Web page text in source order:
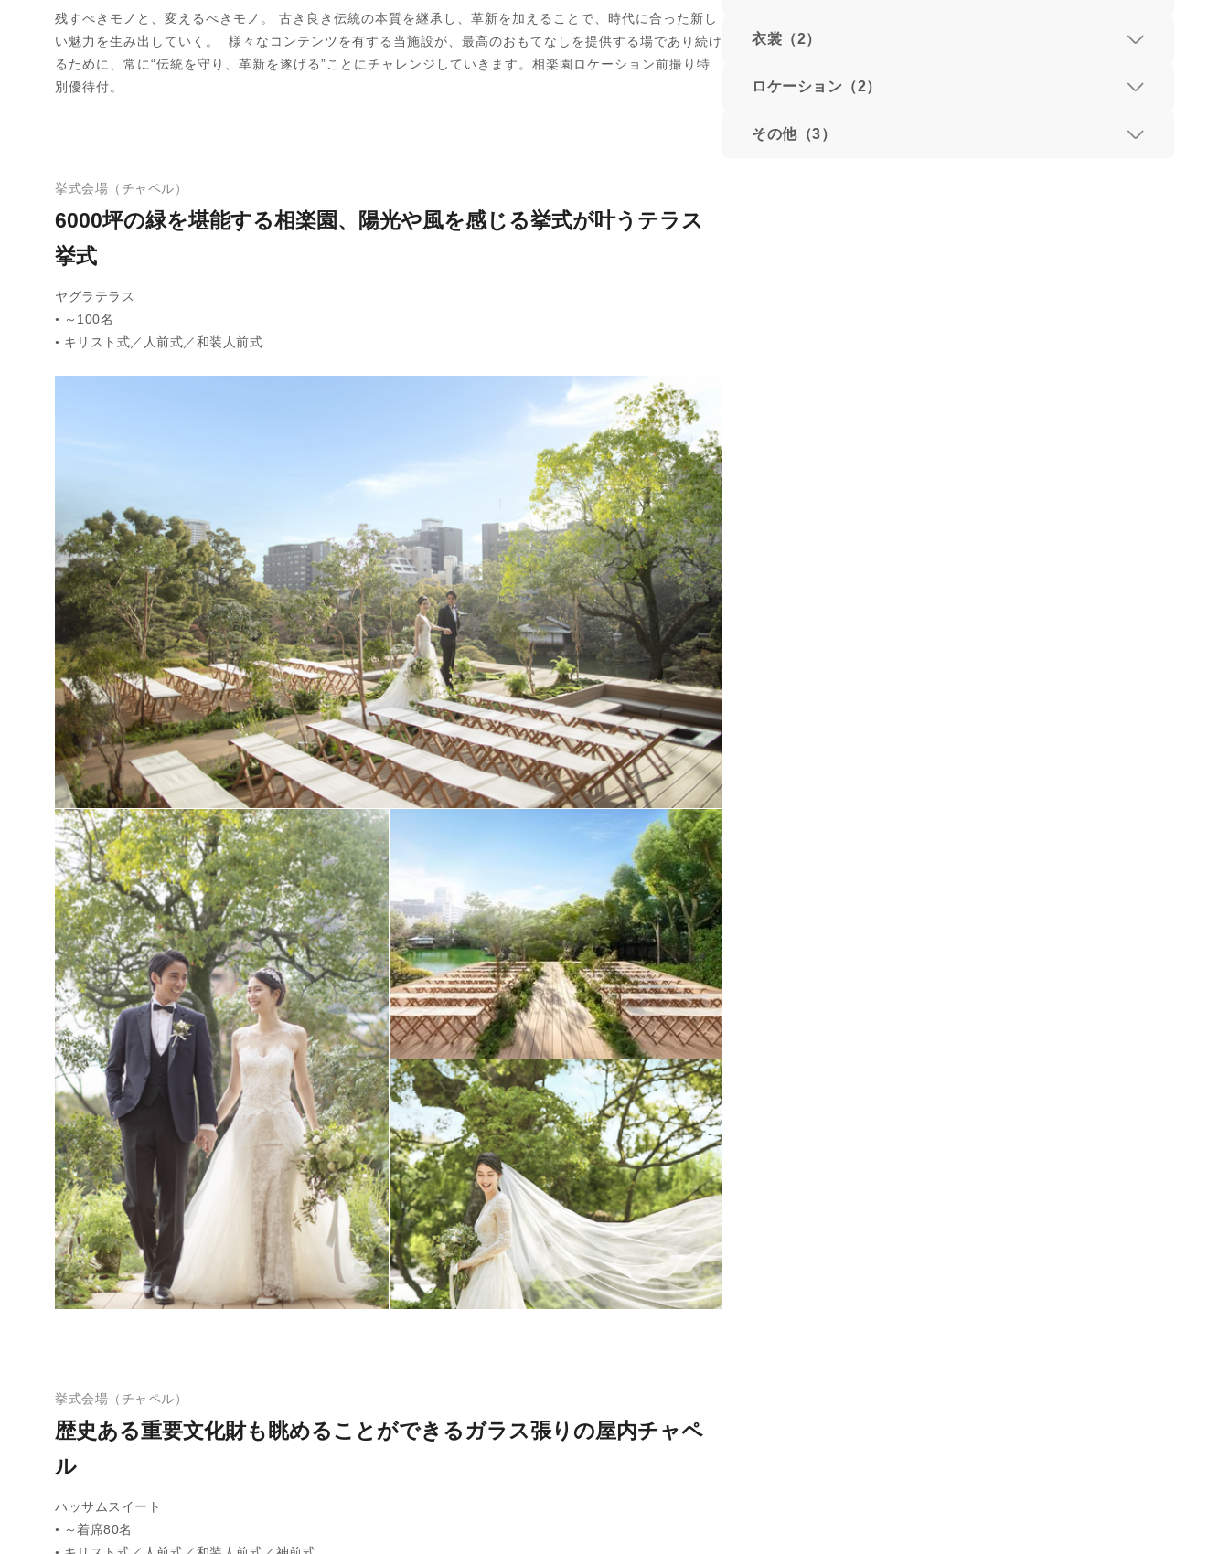
残すべきモノと、変えるべきモノ。 古き良き伝統の本質を継承し、革新を加えることで、時代に合った新し
い魅力を生み出していく。 様々なコンテンツを有する当施設が、最高のおもてなしを提供する場であり続け
るために、常に“伝統を守り、革新を遂げる”ことにチャレンジしていきます。相楽園ロケーション前撮り特
別優待付。
6000坪の緑を堪能する相楽園、陽光や風を感じる挙式が叶うテラス
挙式
挙式会場（チャペル）
ヤグラテラス
● ～100名
● キリスト式／人前式／和装人前式
歴史ある重要文化財も眺めることができるガラス張りの屋内チャペ
ル
挙式会場（チャペル）
ハッサムスイート
● ～着席80名
衣裳（2）
ロケーション（2）
その他（3）